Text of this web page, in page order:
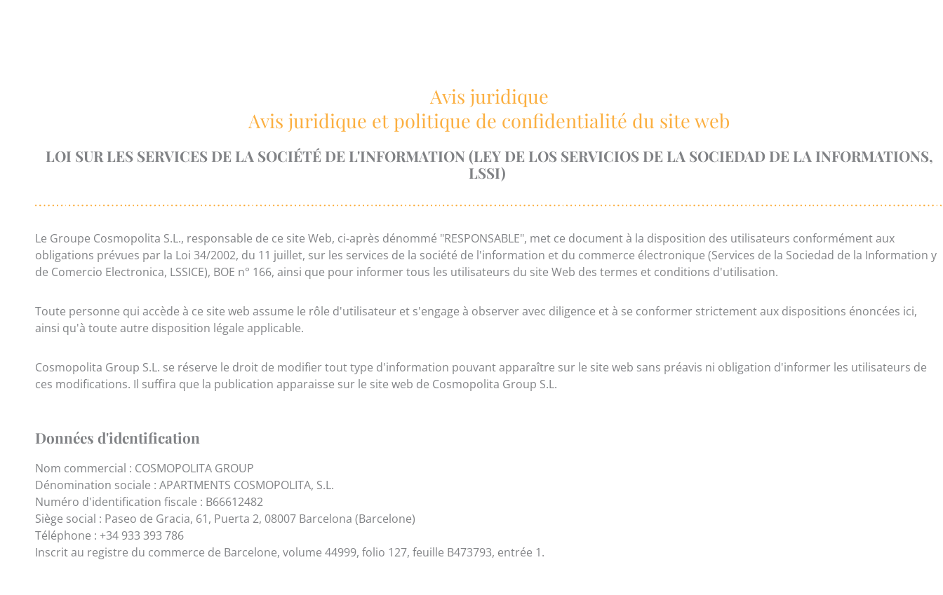
Avis juridique
Avis juridique et politique de confidentialité du site web
LOI SUR LES SERVICES DE LA SOCIÉTÉ DE L'INFORMATION (LEY DE LOS SERVICIOS DE LA SOCIEDAD DE LA INFORMATIONS,
LSSI)
Le Groupe Cosmopolita S.L., responsable de ce site Web, ci-après dénommé "RESPONSABLE", met ce document à la disposition des utilisateurs conformément aux
obligations prévues par la Loi 34/2002, du 11 juillet, sur les services de la société de l'information et du commerce électronique (Services de la Sociedad de la Information y
de Comercio Electronica, LSSICE), BOE n° 166, ainsi que pour informer tous les utilisateurs du site Web des termes et conditions d'utilisation.
Toute personne qui accède à ce site web assume le rôle d'utilisateur et s'engage à observer avec diligence et à se conformer strictement aux dispositions énoncées ici,
ainsi qu'à toute autre disposition légale applicable.
Cosmopolita Group S.L. se réserve le droit de modifier tout type d'information pouvant apparaître sur le site web sans préavis ni obligation d'informer les utilisateurs de
ces modifications. Il suffira que la publication apparaisse sur le site web de Cosmopolita Group S.L.
Données d'identification
Nom commercial : COSMOPOLITA GROUP
Dénomination sociale : APARTMENTS COSMOPOLITA, S.L.
Numéro d'identification fiscale : B66612482
Siège social : Paseo de Gracia, 61, Puerta 2, 08007 Barcelona (Barcelone)
Téléphone : +34 933 393 786
Inscrit au registre du commerce de Barcelone, volume 44999, folio 127, feuille B473793, entrée 1.